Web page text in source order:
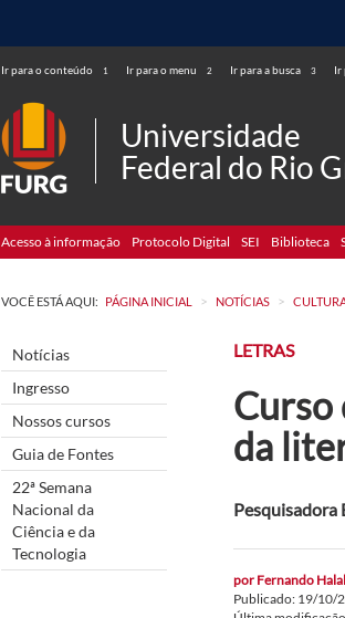
Ir para o conteúdo 1 Ir para o menu 2 Ir para a busca 3 Ir
Universidade
Federal do Rio
Acesso à informação Protocolo Digital SEI Biblioteca
VOCÊ ESTÁ AQUI: PÁGINA INICIAL > NOTÍCIAS >
Notícias
Ingresso
Nossos cursos
Guia de Fontes
22ª Semana
Nacional da
Ciência e da
Tecnologia
LETRAS
Curso
da
Pesquisadora
por Fernando Halal
Publicado: 19/10/